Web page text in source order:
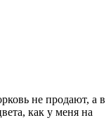
не продают, а в
как у меня на